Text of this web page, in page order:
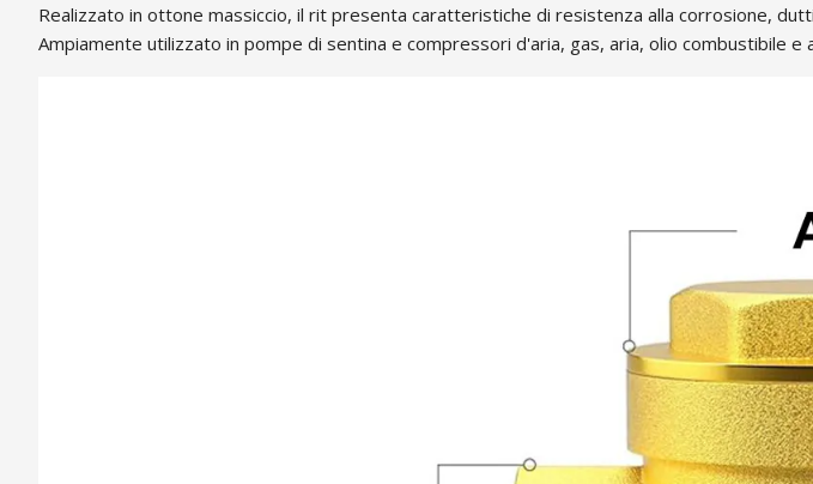
Realizzato in ottone massiccio, il rit presenta caratteristiche di resistenza alla corrosione,
Ampiamente utilizzato in pompe di sentina e compressori d'aria, gas, aria, olio combustibile e